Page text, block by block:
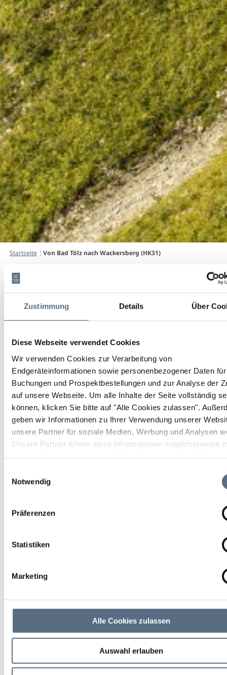
Zustimmung Details Über
Diese Webseite verwendet Cookies
Wir verwenden Cookies zur Verarbeitung von
Endgeräteinformationen sowie personenbezogener Daten
Buchungen und Prospektbestellungen und zur Analyse der
auf unsere Webseite. Um alle Inhalte der Seite vollständig
können, klicken Sie bitte auf "Alle Cookies zulassen".
geben wir Informationen zu Ihrer Verwendung unserer
unsere Partner für soziale Medien, Werbung und Analysen
Unsere Partner führen diese Informationen möglicherweise
Notwendig
Präferenzen
Statistiken
Marketing
Alle Cookies zulassen
Auswahl erlauben
Von Bad Tölz nach Wackersberg (HK31)
Startseite Von Bad Tölz nach Wackersberg (HK31)
Wackersberg (HK31)
Wanderung, Wandern/Berge
Dauer
1:02 h
Strecke
4.02 km
Aufstieg
36 hm
Abstieg
26 hm